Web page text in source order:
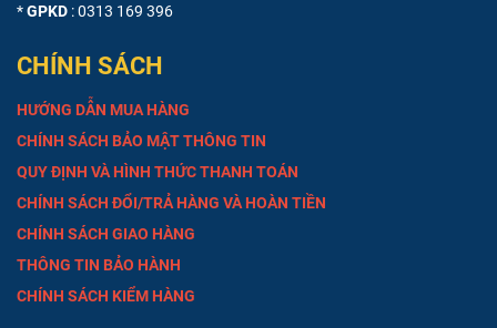
*GPKD : 0313 169 396
CHÍNH SÁCH
HƯỚNG DẪN MUA HÀNG
CHÍNH SÁCH BẢO MẬT THÔNG TIN
QUY ĐỊNH VÀ HÌNH THỨC THANH TOÁN
CHÍNH SÁCH ĐỔI/TRẢ HÀNG VÀ HOÀN TIỀN
CHÍNH SÁCH GIAO HÀNG
THÔNG TIN BẢO HÀNH
CHÍNH SÁCH KIỂM HÀNG